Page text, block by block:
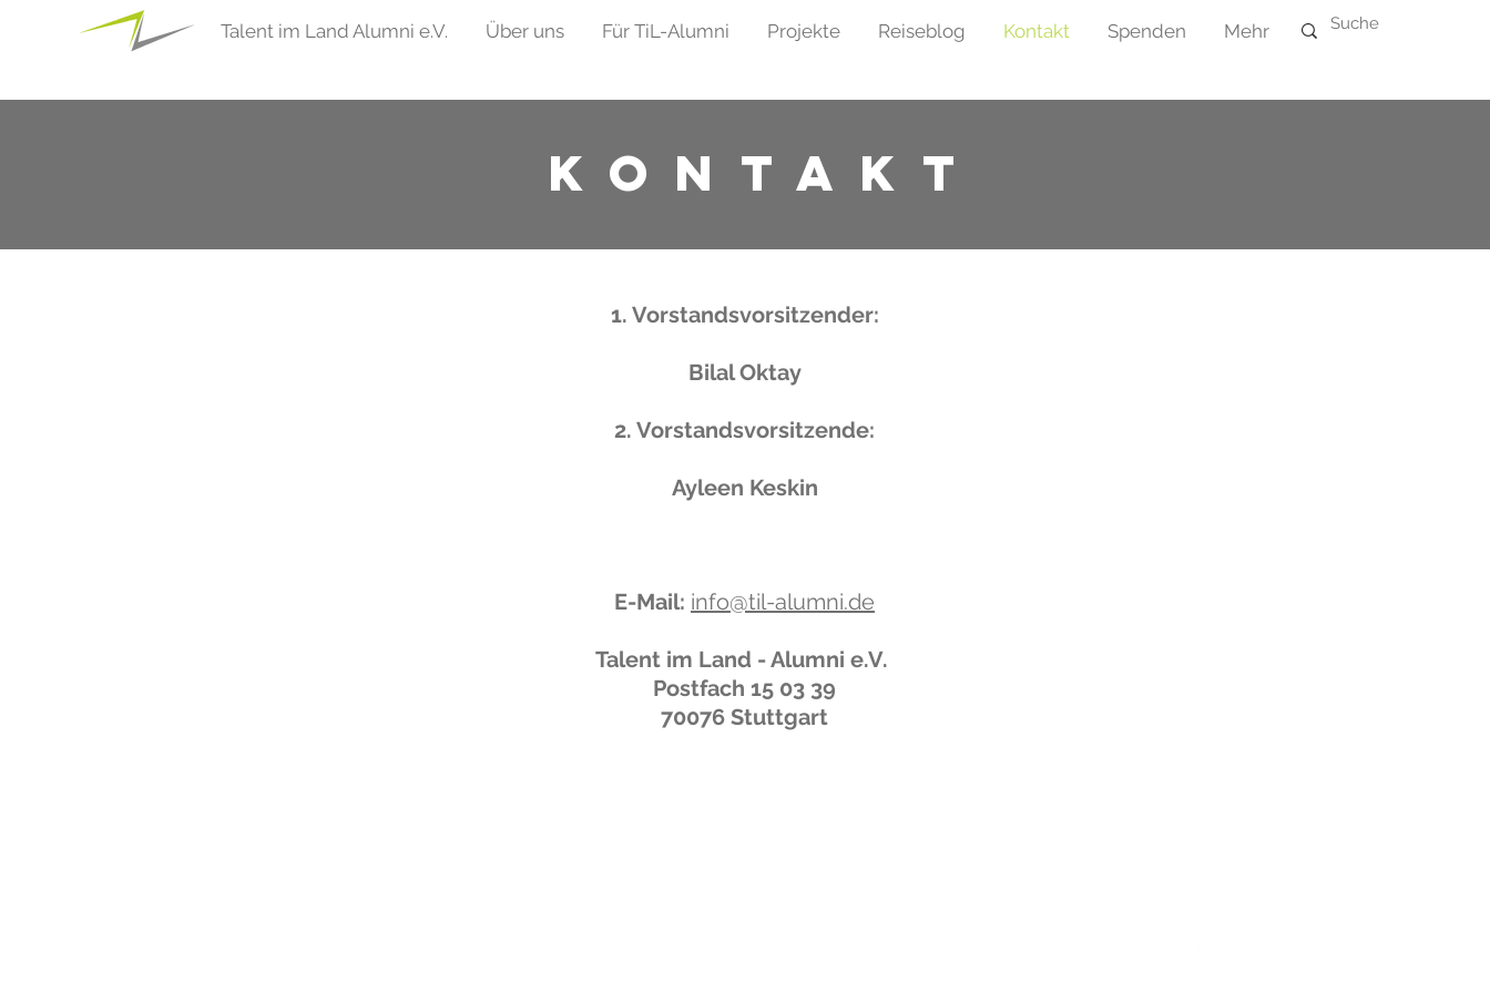
Talent im Land Alumni e.V. Über uns Für TiL-Alumni Projekte Reiseblog Kontakt Spenden Mehr
1. Vorstandsvorsitzender:
Bilal Oktay
2. Vorstandsvorsitzende:
Ayleen Keskin
E-Mail: info@til-alumni.de
Talent im Land - Alumni e.V.
Postfach 15 03 39
70076 Stuttgart
Kontakt